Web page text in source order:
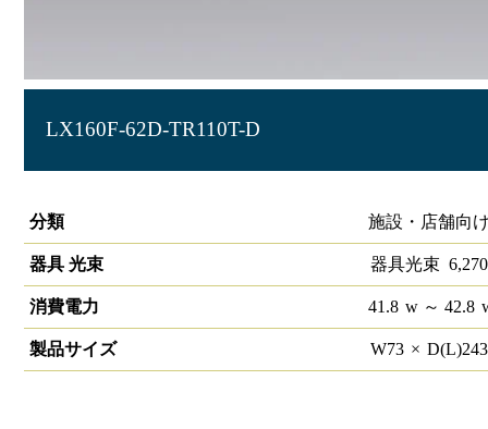
LX160F-62D-TR110T-D
分類
施設・店舗向
器具 光束 器具光束 6,270
消費電力 41.8 w～ 42.8
製品サイズ W73 × D(L)